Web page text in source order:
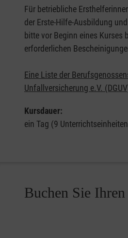
Für betriebliche
der Erste-Hilfe-Ausbildung
bitte vor Beginn eines
erforderlichen
Eine Liste der
Unfallversicherung e.V.
Kursdauer:
ein Tag (9
Buchen Sie